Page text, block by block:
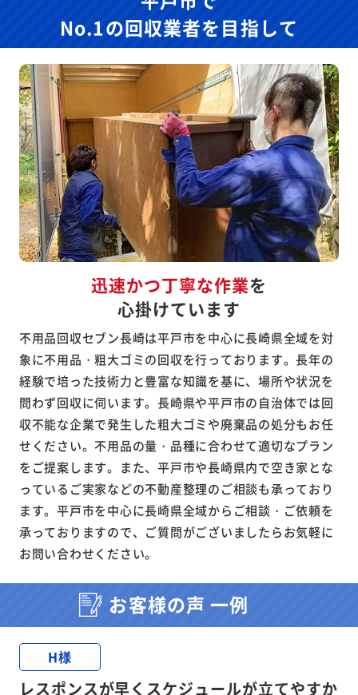
No.1の回収業者を目指して
迅速かつ丁寧な作業を
心掛けています
不用品回収セブン長崎は平戸市を中心に長崎県全域を対
象に不用品・粗大ゴミの回収を行っております。長年の
経験で培った技術力と豊富な知識を基に、場所や状況を
問わず回収に伺います。長崎県や平戸市の自治体では回
収不能な企業で発生した粗大ゴミや廃棄品の処分もお任
せください。不用品の量・品種に合わせて適切なプラン
をご提案します。また、平戸市や長崎県内で空き家とな
っているご実家などの不動産整理のご相談も承っており
ます。平戸市を中心に長崎県全域からご相談・ご依頼を
承っておりますので、ご質問がございましたらお気軽に
お問い合わせください。
お客様の声 一例
H様
レスポンスが早くスケジュールが立てやすか